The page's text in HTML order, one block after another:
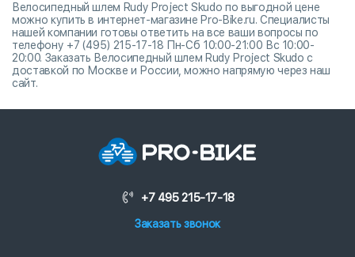
Велосипедный шлем Rudy Project Skudo по выгодной цене
можно купить в интернет-магазине Pro-Bike.ru. Специалисты
нашей компании готовы ответить на все ваши вопросы по
телефону +7 (495) 215-17-18 Пн-Сб 10:00-21:00 Вс 10:00-
20:00. Заказать Велосипедный шлем Rudy Project Skudo с
доставкой по Москве и России, можно напрямую через наш
сайт.
+7 495 215-17-18
Заказать звонок